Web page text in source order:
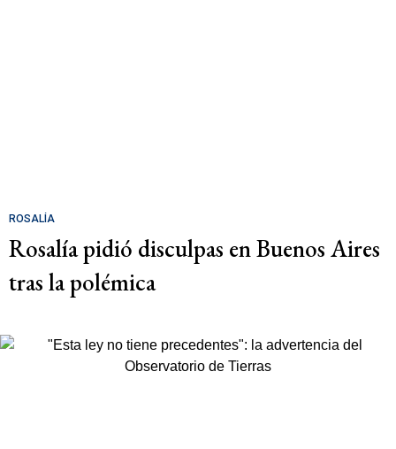
ROSALÍA
Rosalía pidió disculpas en Buenos Aires
tras la polémica